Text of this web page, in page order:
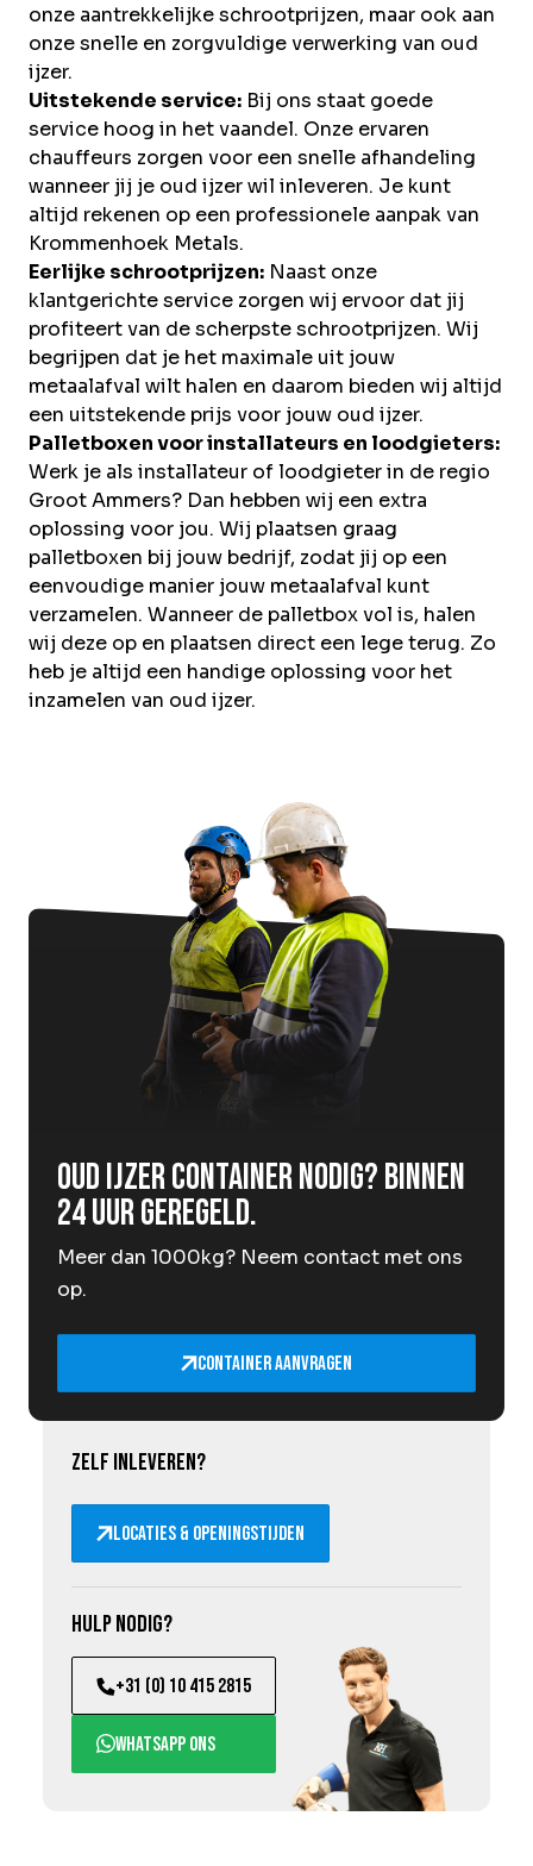
onze aantrekkelijke schrootprijzen, maar ook aan
onze snelle en zorgvuldige verwerking van oud
ijzer.
Uitstekende service: Bij ons staat goede
service hoog in het vaandel. Onze ervaren
chauffeurs zorgen voor een snelle afhandeling
wanneer jij je oud ijzer wil inleveren. Je kunt
altijd rekenen op een professionele aanpak van
Krommenhoek Metals.
Eerlijke schrootprijzen: Naast onze
klantgerichte service zorgen wij ervoor dat jij
profiteert van de scherpste schrootprijzen. Wij
begrijpen dat je het maximale uit jouw
metaalafval wilt halen en daarom bieden wij altijd
een uitstekende prijs voor jouw oud ijzer.
Palletboxen voor installateurs en loodgieters:
Werk je als installateur of loodgieter in de regio
Groot Ammers? Dan hebben wij een extra
oplossing voor jou. Wij plaatsen graag
palletboxen bij jouw bedrijf, zodat jij op een
eenvoudige manier jouw metaalafval kunt
verzamelen. Wanneer de palletbox vol is, halen
wij deze op en plaatsen direct een lege terug. Zo
heb je altijd een handige oplossing voor het
inzamelen van oud ijzer.
Oud ijzer container nodig? Binnen
24 uur geregeld.
Meer dan 1000kg? Neem contact met ons
op.
Container aanvragen
Zelf inleveren?
Locaties & openingstijden
Hulp nodig?
+31 (0) 10 415 2815
WhatsApp ons